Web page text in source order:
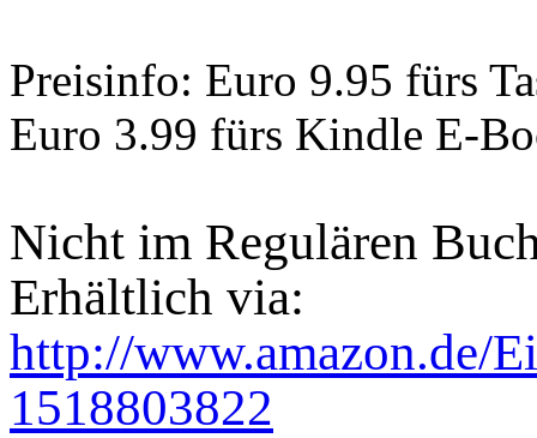
Preisinfo: Euro 9.95 fürs
Euro 3.99 fürs Kindle E-
Nicht im Regulären
Erhältlich via:
http://www.amazon.de/
1518803822